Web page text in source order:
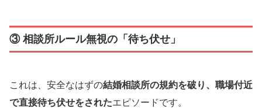
③ 相談所ルール無視の「待ち伏せ」
これは、安全なはずの結婚相談所の規約を破り、職場付近
で直接待ち伏せをされたエピソードです。